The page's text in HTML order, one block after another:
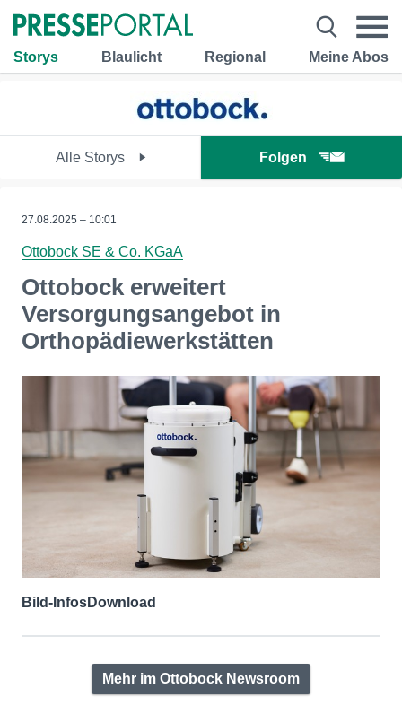
Storys Blaulicht Regional Meine Abos
Alle Storys Folgen
27.08.2025 – 10:01
Ottobock SE & Co. KGaA
Ottobock erweitert
Versorgungsangebot in
Orthopädiewerkstätten
Bild-InfosDownload
Mehr im Ottobock Newsroom